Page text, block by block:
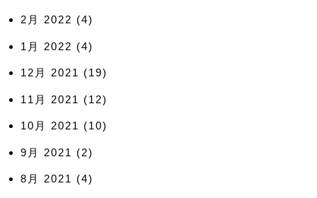
2月 2022 (4)
1月 2022 (4)
12月 2021 (19)
11月 2021 (12)
10月 2021 (10)
9月 2021 (2)
8月 2021 (4)